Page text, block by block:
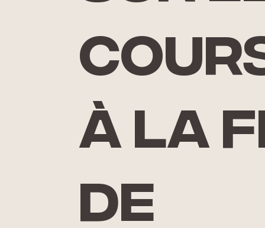
à la
de